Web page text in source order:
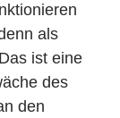
als
ist eine
des
den